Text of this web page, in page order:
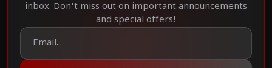
inbox. Don't miss out on important announcements
and special offers!